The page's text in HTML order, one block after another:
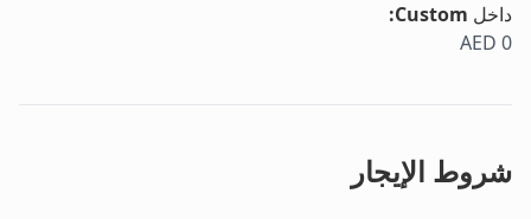
داخل Custom
:
AED 0
شروط الإيجار